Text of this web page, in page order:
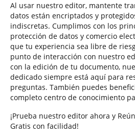
Al usar nuestro editor, mantente
datos están encriptados y
indiscretas. Cumplimos con los
protección de datos y comercio
que tu experiencia sea libre de
punto de interacción con nuestro
con la edición de tu documento,
dedicado siempre está aquí para
preguntas. También puedes
completo centro de conocimiento
¡Prueba nuestro editor ahora y
Gratis con facilidad!